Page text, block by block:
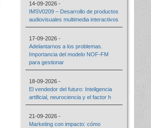
14-09-2026 -
IMSV0209 – Desarrollo de productos
audiovisuales multimedia interactivos
17-09-2026 -
Adelantarnos a los problemas.
Importancia del modelo NOF-FM
para gestionar
18-09-2026 -
El vendedor del futuro: Inteligencia
artificial, neurociencia y el factor h
21-09-2026 -
Marketing con impacto: cómo